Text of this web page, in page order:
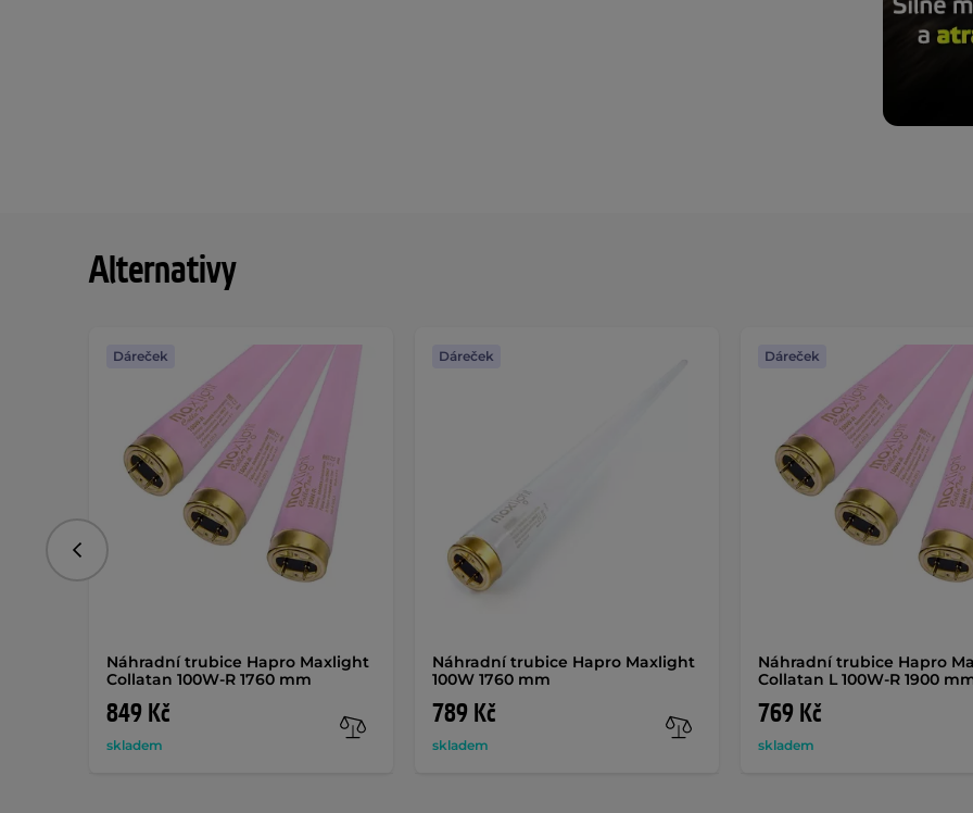
Alternativy
Náhradní trubice Hapro Maxlight
Collatan 100W-R 1760 mm
849 Kč
skladem
Dáreček
Náhradní trubice Hapro Maxlight
100W 1760 mm
789 Kč
skladem
Dáreček
Náhradní trubice Hapro
Collatan L 100W-R 1900
769 Kč
skladem
Dáreček
Předchozí